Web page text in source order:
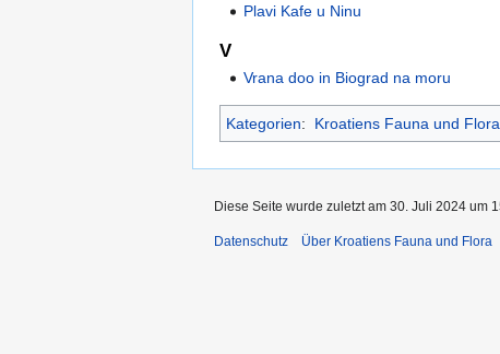
Plavi Kafe u Ninu
V
Vrana doo in Biograd na moru
Kategorien: Kroatiens Fauna und Flora
Diese Seite wurde zuletzt am 30. Juli 2024 um
Datenschutz Über Kroatiens Fauna und Flora